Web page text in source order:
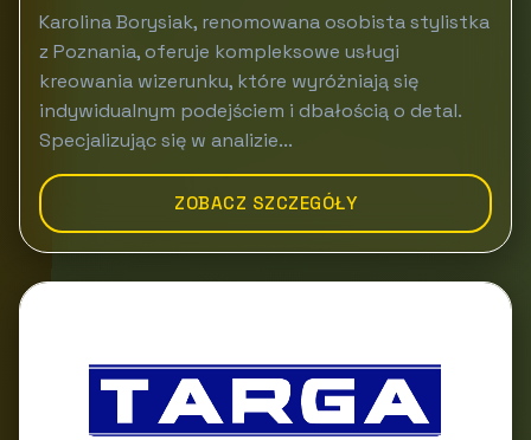
Karolina Borysiak, renomowana osobista stylistka
z Poznania, oferuje kompleksowe usługi
kreowania wizerunku, które wyróżniają się
indywidualnym podejściem i dbałością o detal.
Specjalizując się w analizie...
ZOBACZ SZCZEGÓŁY